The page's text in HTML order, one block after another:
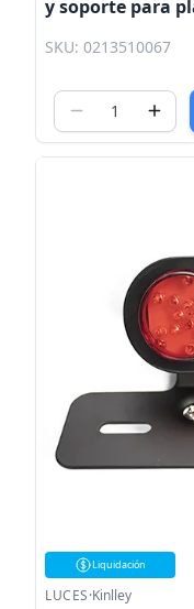
y soporte para
SKU: 0213510067
Liquidación
LUCES·Kinlley